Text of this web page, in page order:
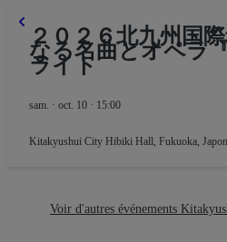
２０２６北九州国
なる名曲とオペラ
ライト
sam. · oct. 10 · 15:00
Kitakyushui City Hibiki Hall, Fukuoka, Japon
Voir d'autres événements